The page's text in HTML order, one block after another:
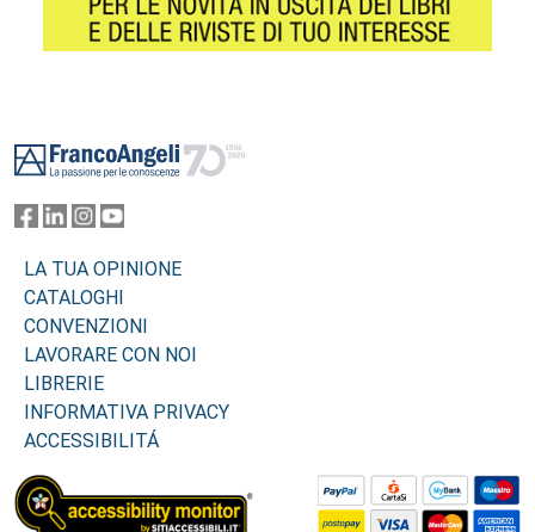
LA TUA OPINIONE
CATALOGHI
CONVENZIONI
LAVORARE CON NOI
LIBRERIE
INFORMATIVA PRIVACY
ACCESSIBILITÁ